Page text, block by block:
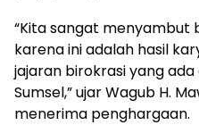
“Kita sangat menyambut
karena ini adalah hasil
jajaran birokrasi yang ada
Sumsel,” ujar Wagub H.
menerima penghargaan.